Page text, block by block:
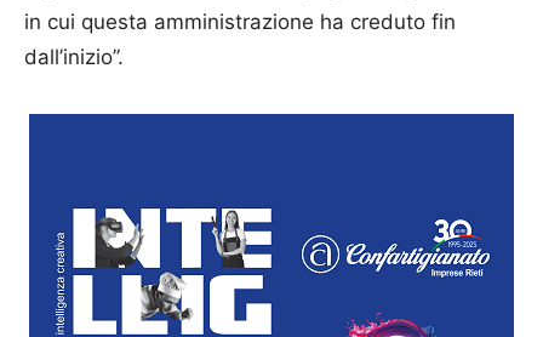
in cui questa amministrazione ha creduto fin
dall’inizio”.